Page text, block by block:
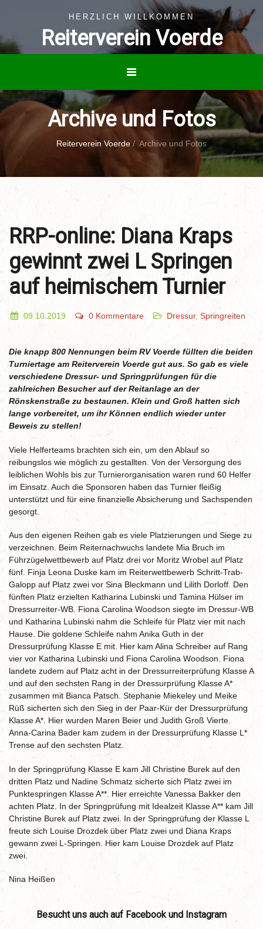
HERZLICH WILLKOMMEN
Reiterverein Voerde
Archive und Fotos
Reiterverein Voerde / Archive und Fotos
RRP-online: Diana Kraps
gewinnt zwei L Springen
auf heimischem Turnier
09.10.2019 0 Kommentare Dressur, Springreiten
Die knapp 800 Nennungen beim RV Voerde füllten die beiden
Turniertage am Reiterverein Voerde gut aus. So gab es viele
verschiedene Dressur- und Springprüfungen für die
zahlreichen Besucher auf der Reitanlage an der
Rönskenstraße zu bestaunen. Klein und Groß hatten sich
lange vorbereitet, um ihr Können endlich wieder unter
Beweis zu stellen!
Viele Helferteams brachten sich ein, um den Ablauf so
reibungslos wie möglich zu gestallten. Von der Versorgung des
leiblichen Wohls bis zur Turnierorganisation waren rund 60 Helfer
im Einsatz. Auch die Sponsoren haben das Turnier fleißig
unterstützt und für eine finanzielle Absicherung und Sachspenden
gesorgt.
Aus den eigenen Reihen gab es viele Platzierungen und Siege zu
verzeichnen. Beim Reiternachwuchs landete Mia Bruch im
Führzügelwettbewerb auf Platz drei vor Moritz Wrobel auf Platz
fünf. Finja Leona Duske kam im Reiterwettbewerb Schritt-Trab-
Galopp auf Platz zwei vor Sina Bleckmann und Lilith Dorloff . Den
fünften Platz erzielten Katharina Lubinski und Tamina Hülser im
Dressurreiter-WB. Fiona Carolina Woodson siegte im Dressur-WB
und Katharina Lubinski nahm die Schleife für Platz vier mit nach
Hause. Die goldene Schleife nahm Anika Guth in der
Dressurprüfung Klasse E mit. Hier kam Alina Schreiber auf Rang
vier vor Katharina Lubinski und Fiona Carolina Woodson . Fiona
landete zudem auf Platz acht in der Dressurreiterprüfung Klasse A
und auf den sechsten Rang in der Dressurprüfung Klasse A*
zusammen mit Bianca Patsch. Stephanie Miekeley und Meike
Rüß sicherten sich den Sieg in der Paar-Kür der Dressurprüfung
Klasse A*. Hier wurden Maren Beier und Judith Groß Vierte.
Anna-Carina Bader kam zudem in der Dressurprüfung Klasse L*
Trense auf den sechsten Platz.
In der Springprüfung Klasse E kam Jill Christine Burek auf den
dritten Platz und Nadine Schmatz sicherte sich Platz zwei im
Punktespringen Klasse A**. Hier erreichte Vanessa Bakker den
achten Platz. In der Springprüfung mit Idealzeit Klasse A** kam Jill
Christine Burek auf Platz zwei. In der Springprüfung der Klasse L
freute sich Louise Drozdek über Platz zwei und Diana Kraps
gewann zwei L-Springen. Hier kam Louise Drozdek auf Platz
zwei.
Nina Heißen
Besucht uns auch auf Facebook und Instagram